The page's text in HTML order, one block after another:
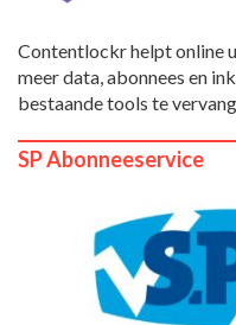
Contentlockr helpt online
meer data, abonnees en
bestaande tools te
SP Abonneeservice